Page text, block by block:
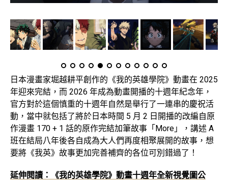
日本漫畫家堀越耕平創作的《我的英雄學院》動畫在 2025
年迎來完結，而 2026 年成為動畫開播的十週年紀念年，
官方對於這個慎重的十週年自然是舉行了一連串的慶祝活
動，當中就包括了將於日本時間 5 月 2 日開播的改編自原
作漫畫 170 + 1 話的原作完結加筆故事「More」，講述 A
班在結局八年後各自成為大人們再度相聚展開的故事，想
要將《我英》故事更加完善補齊的各位可別錯過了！
延伸閱讀：《我的英雄學院》動畫十週年全新視覺圖公